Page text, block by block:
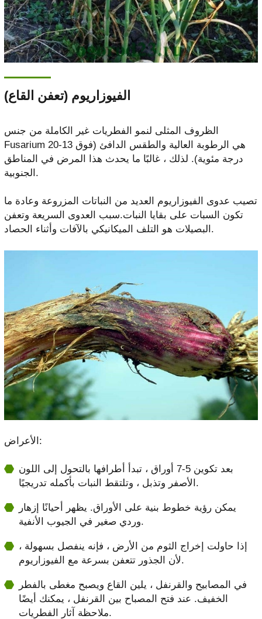
الفيوزاريوم (تعفن القاع)
الظروف المثلى لنمو الفطريات غير الكاملة من جنس
Fusarium هي الرطوبة العالية والطقس الدافئ (فوق 13-20
درجة مئوية). لذلك ، غالبًا ما يحدث هذا المرض في المناطق
الجنوبية.
تصيب عدوى الفيوزاريوم العديد من النباتات المزروعة وعادة ما
تكون السبات على بقايا النبات.سبب العدوى السريعة وتعفن
البصيلات هو التلف الميكانيكي بالآفات وأثناء الحصاد.
الأعراض:
بعد تكوين 5-7 أوراق ، تبدأ أطرافها بالتحول إلى اللون
الأصفر وتذبل ، وتلتقط النبات بأكمله تدريجيًا.
يمكن رؤية خطوط بنية على الأوراق. يظهر أحيانًا إزهار
وردي صغير في الجيوب الأنفية.
إذا حاولت إخراج الثوم من الأرض ، فإنه ينفصل بسهولة ،
لأن الجذور تتعفن بسرعة مع الفيوزاريوم.
في المصابيح والقرنفل ، يلين القاع ويصبح مغطى بالفطر
الخفيف. عند فتح المصباح بين القرنفل ، يمكنك أيضًا
ملاحظة آثار الفطريات.